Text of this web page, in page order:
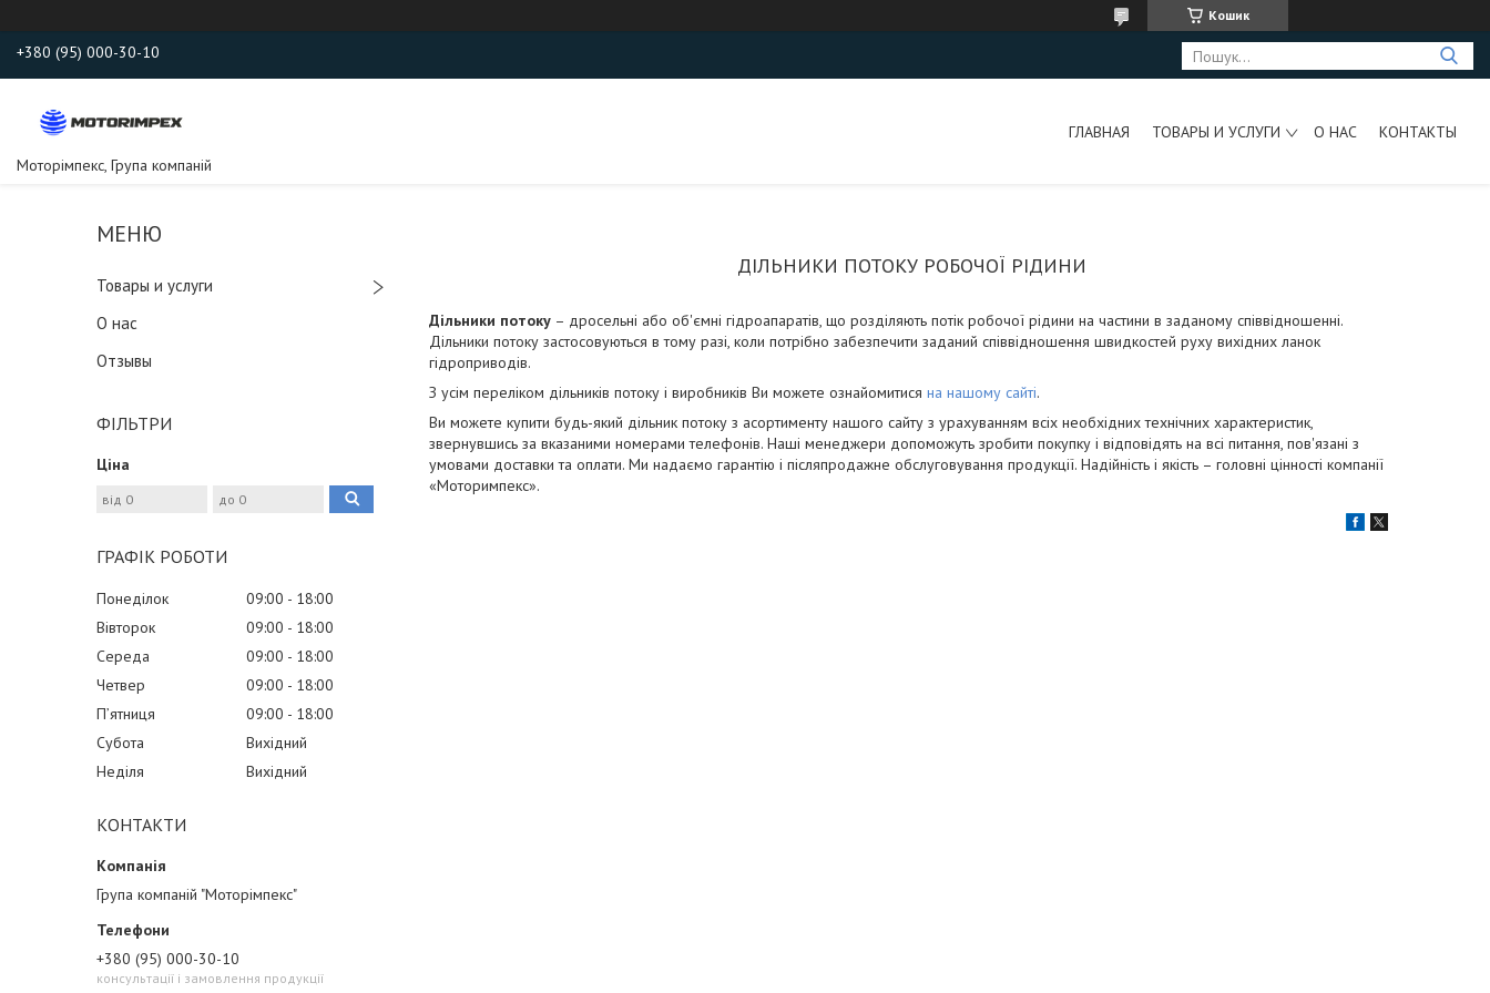
Кошик
+380 (95) 000-30-10
Моторімпекс, Група компаній
ГЛАВНАЯ ТОВАРЫ И УСЛУГИ О НАС КОНТАКТЫ
Товары и услуги
О нас
Отзывы
ФІЛЬТРИ
Ціна
ГРАФІК РОБОТИ
Понеділок 09:00
18:00
Вівторок
09:00
18:00
Середа
09:00
18:00
Четвер
09:00
18:00
Пʼятниця
09:00
18:00
Субота
Вихідний
Неділя
Вихідний
КОНТАКТИ
Група компаній "Моторімпекс"
+380 (95) 000-30-10
консультації і замовлення продукції
ДІЛЬНИКИ ПОТОКУ РОБОЧОЇ РІДИНИ
Дільники потоку – дросельні або об'ємні гідроапаратів, що розділяють потік робочої рідини на частини в заданому співвідношенні.
Дільники потоку застосовуються в тому разі, коли потрібно забезпечити заданий співвідношення швидкостей руху вихідних ланок
гідроприводів.
З усім переліком дільників потоку і виробників Ви можете ознайомитися на нашому сайті.
Ви можете купити будь-який дільник потоку з асортименту нашого сайту з урахуванням всіх необхідних технічних характеристик,
звернувшись за вказаними номерами телефонів. Наші менеджери допоможуть зробити покупку і відповідять на всі питання, пов'язані з
умовами доставки та оплати. Ми надаємо гарантію і післяпродажне обслуговування продукції. Надійність і якість – головні цінності компанії
«Моторимпекс».